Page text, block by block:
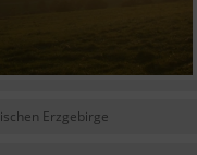
Erzgebirge